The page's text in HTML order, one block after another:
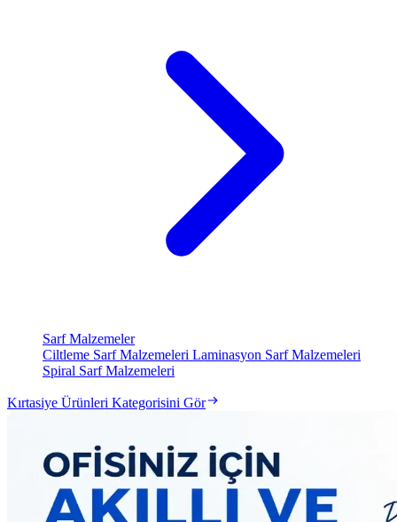
Sarf Malzemeler
Ciltleme Sarf Malzemeleri Laminasyon Sarf Malzemeleri
Spiral Sarf Malzemeleri
Kırtasiye Ürünleri Kategorisini Gör